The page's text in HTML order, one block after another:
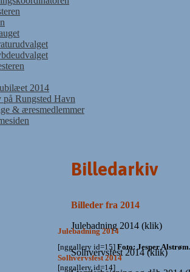
2014
på Rungsted Havn
& æresmedlemmer
Billedarkiv
Billeder fra 2014
Julebadning 2014 (klik)
Julebadning 2014
[nggallery id=15] Foto: Jesper Alstrøm.
Solhvervsfest 2014 (klik)
Solhvervsfest 2014
[nggallery id=14]